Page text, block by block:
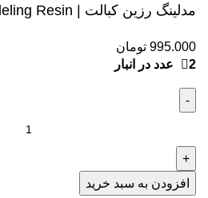
مدلینگ رزین کبالت | Modeling Resin
2 عدد در انبار
افزودن به سبد خرید